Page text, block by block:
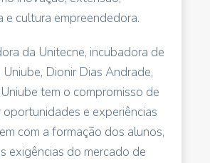
e cultura empreendedora.
da Unitecne, incubadora de
Dionir Dias Andrade,
tem o compromisso de
e experiências
com a formação dos alunos,
exigências do mercado de